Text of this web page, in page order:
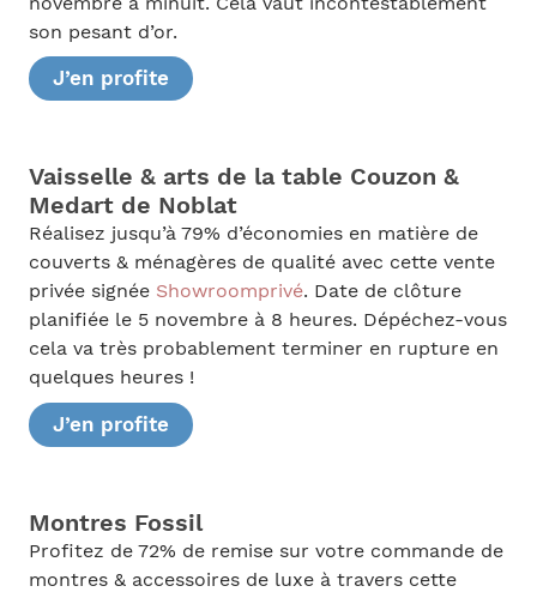
son pesant d’or.
J’en profite
Vaisselle & arts de la table Couzon &
Medart de Noblat
Réalisez jusqu’à 79% d’économies en matière de
couverts & ménagères de qualité avec cette vente
privée signée Showroomprivé. Date de clôture
planifiée le 5 novembre à 8 heures. Dépéchez-vous
cela va très probablement terminer en rupture en
quelques heures !
J’en profite
Montres Fossil
Profitez de 72% de remise sur votre commande de
montres & accessoires de luxe à travers cette